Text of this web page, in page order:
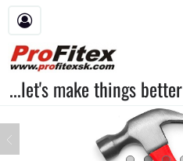
...let's make things better